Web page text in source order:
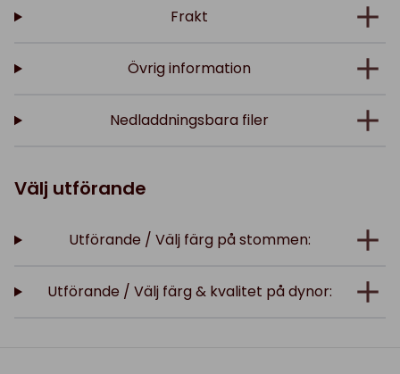
Frakt
Övrig information
Nedladdningsbara filer
Välj utförande
Utförande / Välj färg på stommen:
Utförande / Välj färg & kvalitet på dynor: